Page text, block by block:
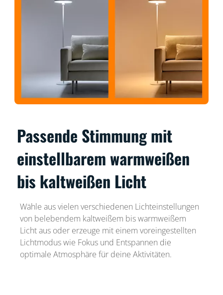
Passende Stimmung mit
einstellbarem warmweißen
bis kaltweißen Licht
Wähle aus vielen verschiedenen Lichteinstellungen
von belebendem kaltweißem bis warmweißem
Licht aus oder erzeuge mit einem voreingestellten
Lichtmodus wie Fokus und Entspannen die
optimale Atmosphäre für deine Aktivitäten.